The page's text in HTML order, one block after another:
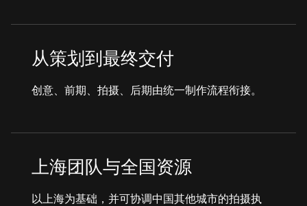
从策划到最终交付
创意、前期、拍摄、后期由统一制作流程衔接。
上海团队与全国资源
以上海为基础，并可协调中国其他城市的拍摄执